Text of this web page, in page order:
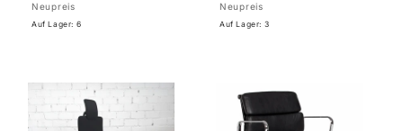
Neupreis
Auf Lager: 6
Neupreis
Auf Lager: 3